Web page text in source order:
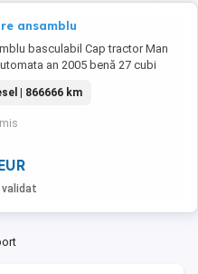
ansamblu
basculabil Cap tractor Man
an 2005 benă 27 cubi
| 866666 km